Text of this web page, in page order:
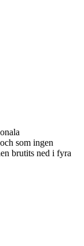
som ingen
brutits ned i fyra